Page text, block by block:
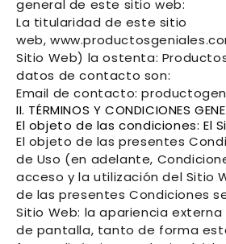
general de este sitio web:
La titularidad de este sitio
web,
Sitio Web) la ostenta:
datos de contacto son:
Email de contacto:
II. TÉRMINOS Y CONDICIONES
El objeto de las condiciones: El
El objeto de las presentes
de Uso (en adelante,
acceso y la utilización del Sitio
de las presentes Condiciones
Sitio Web: la apariencia
de pantalla, tanto de forma